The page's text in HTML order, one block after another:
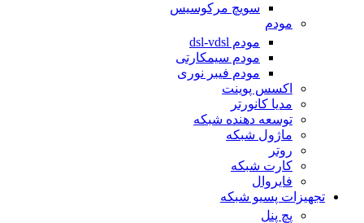
سویچ مرکوسیس
مودم
مودم dsl-vdsl
مودم سیمکارتی
مودم فیبر نوری
اکسس پوینت
مدیا کانورتر
توسعه دهنده شبکه
ماژول شبکه
روتر
کارت شبکه
فایروال
تجهیزات پسیو شبکه
پچ پنل